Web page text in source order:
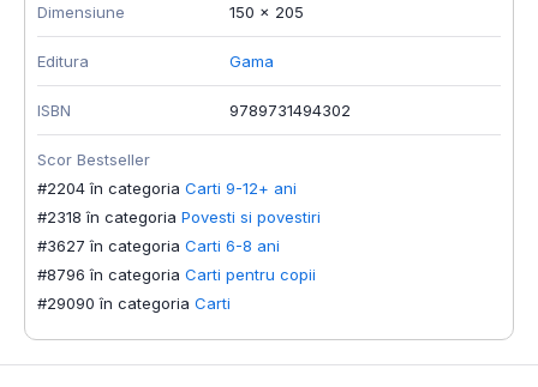
Dimensiune 150 × 205
Editura Gama
ISBN 9789731494302
Scor Bestseller
#2204 în categoria Carti 9-12+ ani
#2318 în categoria Povesti si povestiri
#3627 în categoria Carti 6-8 ani
#8796 în categoria Carti pentru copii
#29090 în categoria Carti